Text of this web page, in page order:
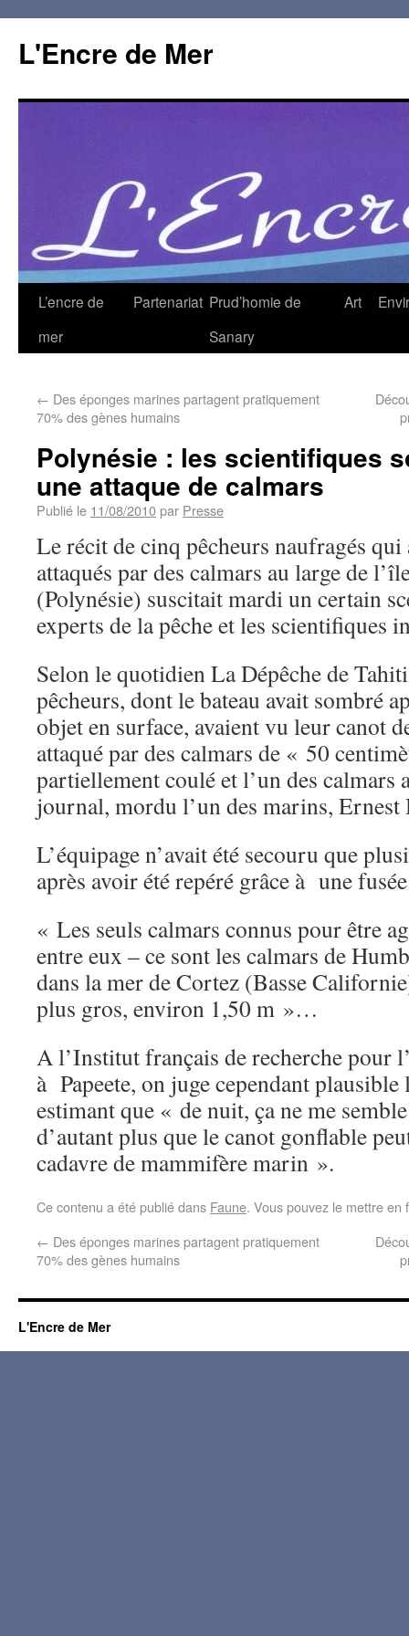
L'Encre de Mer
L’encre de
mer
Partenariat Prud’homie de
Sanary
Art
← Des éponges marines partagent pratiquement
70% des gènes humains
Polynésie : les scientifiques
une attaque de calmars
Publié le 11/08/2010par Presse
Le récit de cinq pêcheurs naufragés
attaqués par des calmars au large de
(Polynésie) suscitait mardi un certain
experts de la pêche et les scientifiques
Selon le quotidien La Dépêche de
pêcheurs, dont le bateau avait sombré
objet en surface, avaient vu leur canot
attaqué par des calmars de « 50
partiellement coulé et l’un des calmars
journal, mordu l’un des marins,
L’équipage n’avait été secouru que
après avoir été repéré grâce à une
« Les seuls calmars connus pour être
entre eux – ce sont les calmars de
dans la mer de Cortez (Basse
plus gros, environ 1,50 m »…
A l’Institut français de recherche pour
à Papeete, on juge cependant plausible
estimant que « de nuit, ça ne me
d’autant plus que le canot gonflable
cadavre de mammifère marin ».
Ce contenu a été publié dans Faune. Vous pouvez le mettre
← Des éponges marines partagent pratiquement
70% des gènes humains
L'Encre de Mer